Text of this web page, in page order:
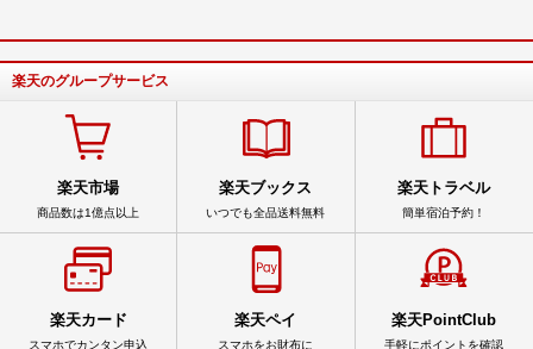
楽天のグループサービス
楽天市場
商品数は1億点以上
楽天ブックス
いつでも全品送料無料
楽天トラベル
簡単宿泊予約！
楽天カード
スマホでカンタン申込
楽天ペイ
スマホをお財布に
楽天PointClub
手軽にポイントを確認